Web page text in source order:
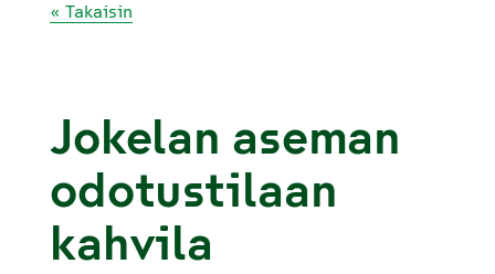
« Takaisin
Jokelan aseman
odotustilaan
kahvila